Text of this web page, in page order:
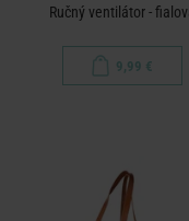
Ručný ventilátor -
9,99 €